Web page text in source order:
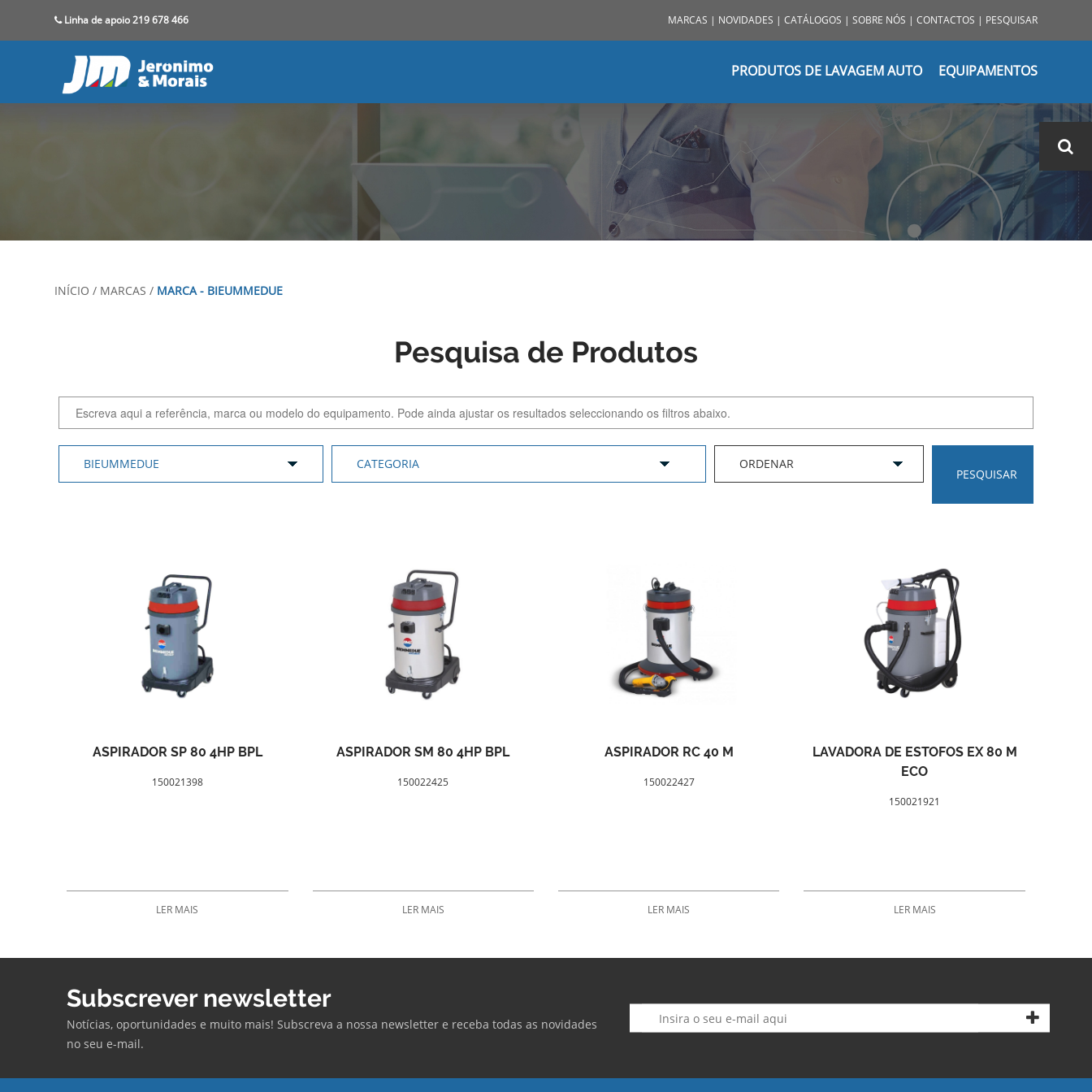
Linha de apoio 219 678 466 MARCAS | NOVIDADES | CATÁLOGOS | SOBRE NÓS | CONTACTOS | PESQUISAR
PRODUTOS DE LAVAGEM AUTO EQUIPAMENTOS
INÍCIO / MARCAS / MARCA - BIEUMMEDUE
Pesquisa de Produtos
PESQUISAR
ASPIRADOR SP 80 4HP BPL
150021398
LER MAIS
ASPIRADOR SM 80 4HP BPL
150022425
LER MAIS
ASPIRADOR RC 40 M
150022427
LER MAIS
LAVADORA DE ESTOFOS EX 80 M
ECO
150021921
LER MAIS
Subscrever newsletter
Notícias, oportunidades e muito mais! Subscreva a nossa newsletter e receba todas as novidades
no seu e-mail.